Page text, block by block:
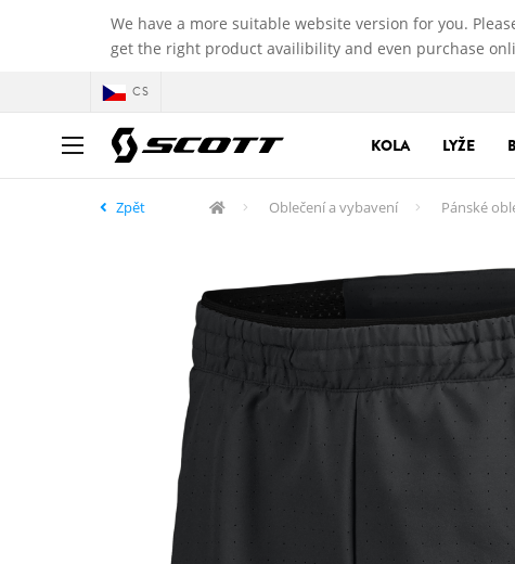
We have a more suitable website version for you.
get the right product availibility and even purchase
CS
KOLA LYŽE
Zpět Oblečení a vybavení Pánské